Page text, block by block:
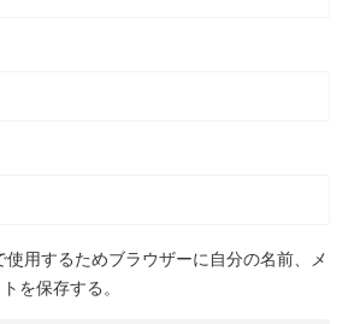
使用するためブラウザーに自分の名前、メ
を保存する。